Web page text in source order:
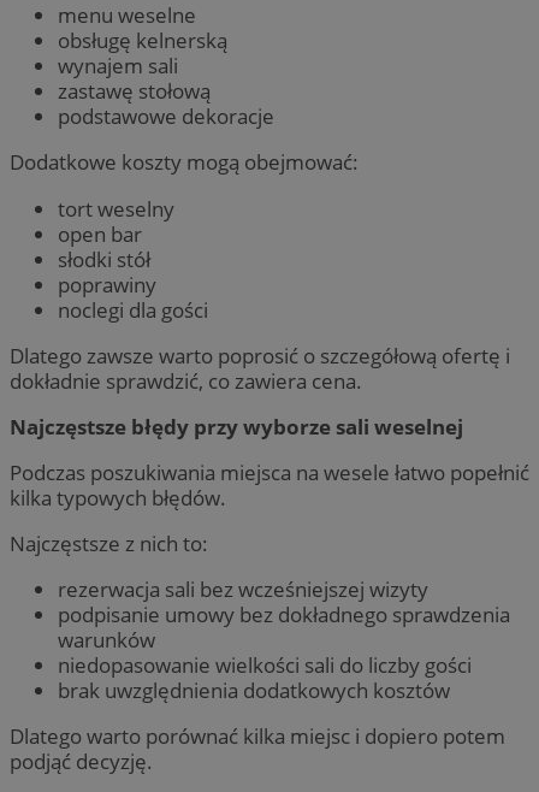
menu weselne
obsługę kelnerską
wynajem sali
zastawę stołową
podstawowe dekoracje
Dodatkowe koszty mogą obejmować:
tort weselny
open bar
słodki stół
poprawiny
noclegi dla gości
Dlatego zawsze warto poprosić o szczegółową ofertę i
dokładnie sprawdzić, co zawiera cena.
Najczęstsze błędy przy wyborze sali weselnej
Podczas poszukiwania miejsca na wesele łatwo popełnić
kilka typowych błędów.
Najczęstsze z nich to:
rezerwacja sali bez wcześniejszej wizyty
podpisanie umowy bez dokładnego sprawdzenia
warunków
niedopasowanie wielkości sali do liczby gości
brak uwzględnienia dodatkowych kosztów
Dlatego warto porównać kilka miejsc i dopiero potem
podjąć decyzję.